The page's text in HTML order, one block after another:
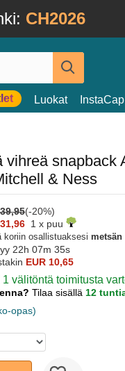
CH2026
Luokat InstaCap
vihreä snapback
& Ness
39,95(-20%)
1 x puu
koriin osallistuaksesi metsän
22h 07m 35s
EUR 10,65
välitöntä toimitusta
Tilaa sisällä 12
opas)